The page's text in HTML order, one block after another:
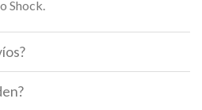
Shock.